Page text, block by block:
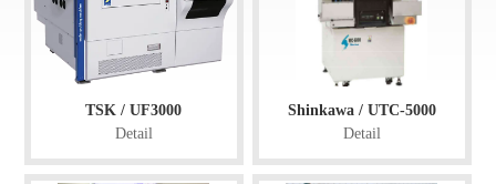
TSK / UF3000
Detail
Shinkawa / UTC-5000
Detail